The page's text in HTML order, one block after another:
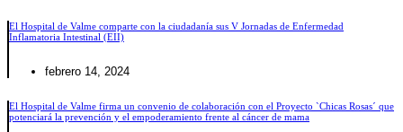
El Hospital de Valme comparte con la ciudadanía sus V Jornadas de Enfermedad
Inflamatoria Intestinal (EII)
febrero 14, 2024
El Hospital de Valme firma un convenio de colaboración con el Proyecto `Chicas Rosas´ que
potenciará la prevención y el empoderamiento frente al cáncer de mama